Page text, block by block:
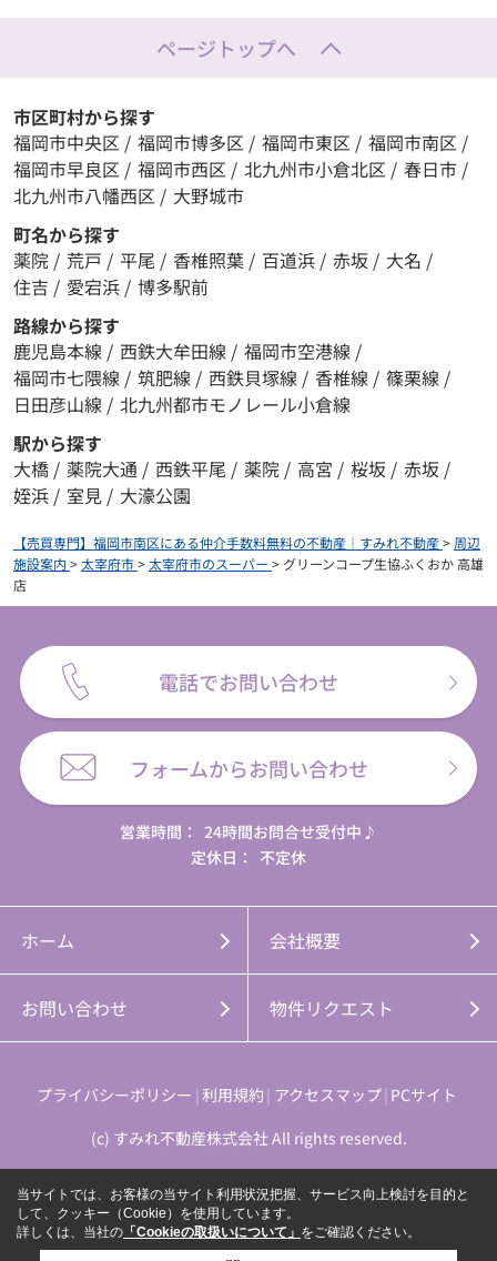
ページトップへ
市区町村から探す
福岡市中央区 / 福岡市博多区 / 福岡市東区 / 福岡市南区 /
福岡市早良区 / 福岡市西区 / 北九州市小倉北区 / 春日市 /
北九州市八幡西区 / 大野城市
町名から探す
薬院 / 荒戸 / 平尾 / 香椎照葉 / 百道浜 / 赤坂 / 大名 /
住吉 / 愛宕浜 / 博多駅前
路線から探す
鹿児島本線 / 西鉄大牟田線 / 福岡市空港線 /
福岡市七隈線 / 筑肥線 / 西鉄貝塚線 / 香椎線 / 篠栗線 /
日田彦山線 / 北九州都市モノレール小倉線
駅から探す
大橋 / 薬院大通 / 西鉄平尾 / 薬院 / 高宮 / 桜坂 / 赤坂 /
姪浜 / 室見 / 大濠公園
【売買専門】福岡市南区にある仲介手数料無料の不動産｜すみれ不動産> 周辺
施設案内 >太宰府市>太宰府市のスーパー > グリーンコープ生協ふくおか 高雄
店
電話でお問い合わせ
フォームからお問い合わせ
営業時間：
24時間お問合せ受付中♪
定休日：
不定休
ホーム 会社概要
お問い合わせ 物件リクエスト
プライバシーポリシー 利用規約 アクセスマップ PCサイト
(c) すみれ不動産株式会社 All rights reserved.
当サイトでは、お客様の当サイト利用状況把握、サービス向上検討を目的と
して、クッキー（Cookie）を使用しています。
詳しくは、当社の 「Cookieの取扱いについて」 をご確認ください。